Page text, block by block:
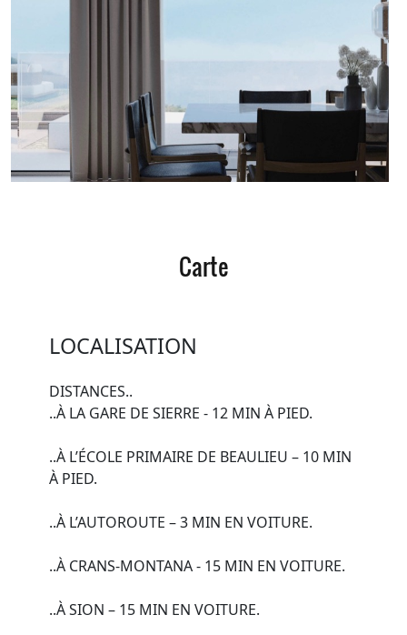
Carte
LOCALISATION
DISTANCES..
..À LA GARE DE SIERRE - 12 MIN À PIED.
..À L’ÉCOLE PRIMAIRE DE BEAULIEU – 10 MIN
À PIED.
..À L’AUTOROUTE – 3 MIN EN VOITURE.
..À CRANS-MONTANA - 15 MIN EN VOITURE.
..À SION – 15 MIN EN VOITURE.